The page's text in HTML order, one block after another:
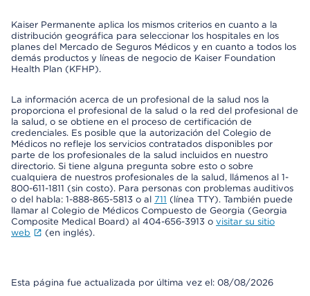
Kaiser Permanente aplica los mismos criterios en cuanto a la
distribución geográfica para seleccionar los hospitales en los
planes del Mercado de Seguros Médicos y en cuanto a todos los
demás productos y líneas de negocio de Kaiser Foundation
Health Plan (KFHP).
La información acerca de un profesional de la salud nos la
proporciona el profesional de la salud o la red del profesional de
la salud, o se obtiene en el proceso de certificación de
credenciales. Es posible que la autorización del Colegio de
Médicos no refleje los servicios contratados disponibles por
parte de los profesionales de la salud incluidos en nuestro
directorio. Si tiene alguna pregunta sobre esto o sobre
cualquiera de nuestros profesionales de la salud, llámenos al 1-
800-611-1811 (sin costo). Para personas con problemas auditivos
o del habla: 1-888-865-5813 o al 711 (línea TTY). También puede
llamar al Colegio de Médicos Compuesto de Georgia (Georgia
Composite Medical Board) al 404-656-3913 o visitar su sitio
web
(en inglés).
Esta página fue actualizada por última vez el: 08/08/2026